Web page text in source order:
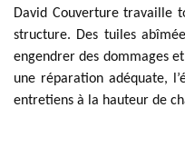
David Couverture travaille
structure. Des tuiles
engendrer des dommages
une réparation adéquate,
entretiens à la hauteur de